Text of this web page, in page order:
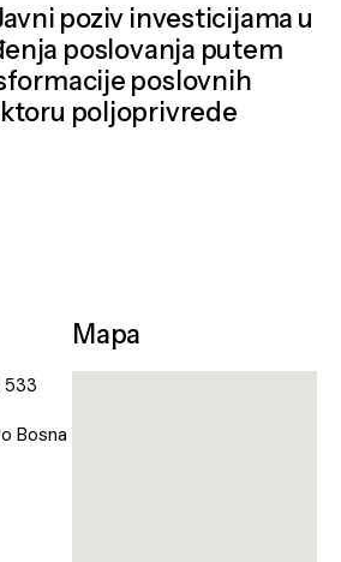
poziv investicijama u
poslovanja putem
poslovnih
poljoprivrede
533
Bosna
Mapa